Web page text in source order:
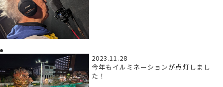
2023.11.28
今年もイルミネーションが点灯しまし
た！